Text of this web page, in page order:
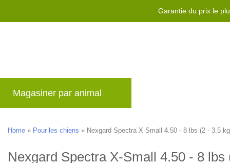
Garantie du prix le
Magasiner par animal
Home » Pour les chiens » Nexgard Spectra X-Small 4.50 - 8 lbs (2 - 3.5
Nexgard Spectra X-Small 4.50 - 8